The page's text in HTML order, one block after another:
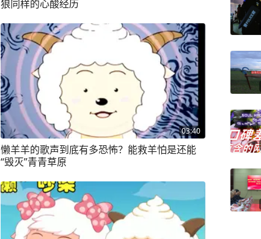
狼同样的心酸经历
03:40
懒羊羊的歌声到底有多恐怖？能救羊怕是还能
“毁灭”青青草原